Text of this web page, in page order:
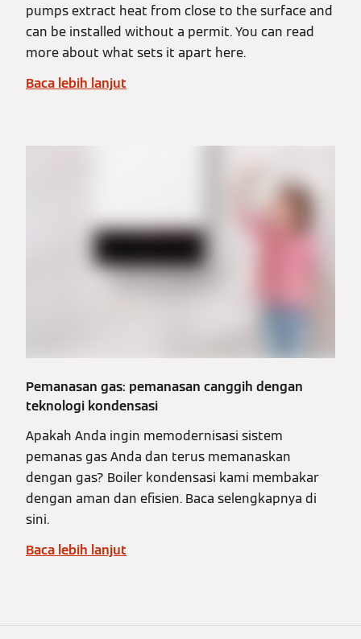
pumps extract heat from close to the surface and
can be installed without a permit. You can read
more about what sets it apart here.
Baca lebih lanjut
Pemanasan gas: pemanasan canggih dengan
teknologi kondensasi
Apakah Anda ingin memodernisasi sistem
pemanas gas Anda dan terus memanaskan
dengan gas? Boiler kondensasi kami membakar
dengan aman dan efisien. Baca selengkapnya di
sini.
Baca lebih lanjut